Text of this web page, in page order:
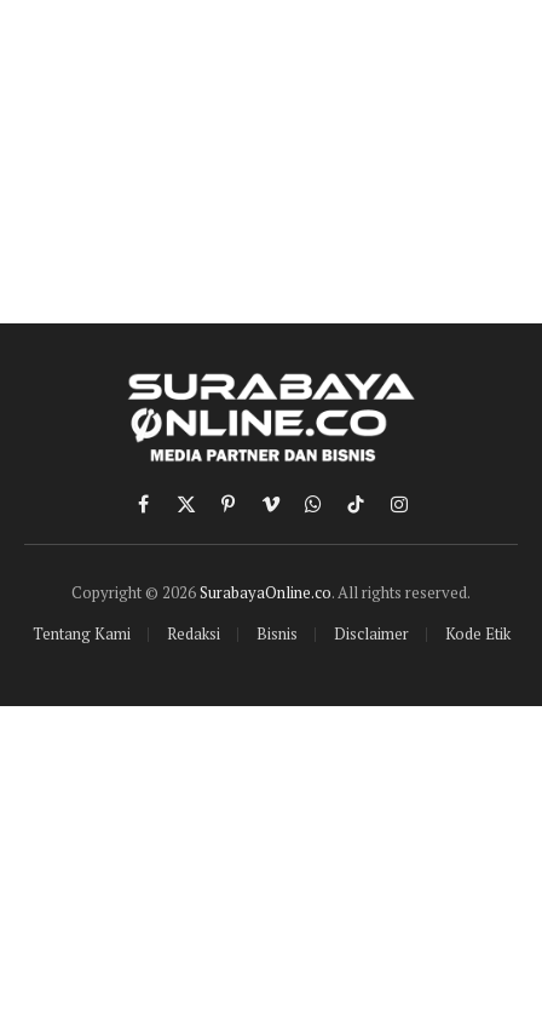
Facebook
X
(Twitter)
PinterestVimeoWhatsApp
TikTokInstagram
Copyright © 2026SurabayaOnline.co. All rights reserved.
Tentang Kami
Redaksi Bisnis Disclaimer Kode Etik